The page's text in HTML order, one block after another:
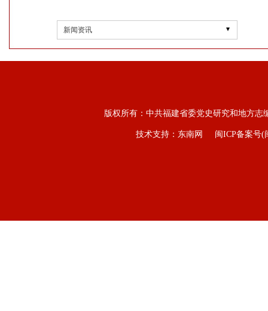
新闻资讯
版权所有：中共福建省委党史研究和地方
技术支持：东南网 闽ICP备案号(